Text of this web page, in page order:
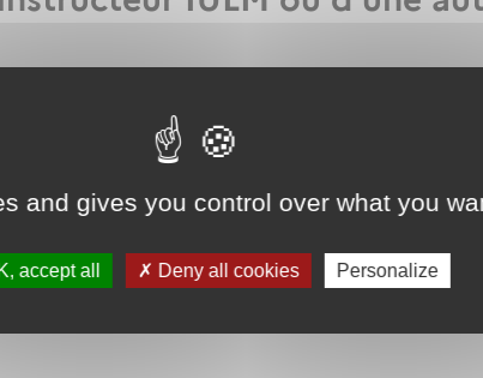
and gives you control over what you
accept all Deny all cookies Personalize
ULM
ou l'extension de privilèges de sa
EIULM
pratique instructeur IULM.